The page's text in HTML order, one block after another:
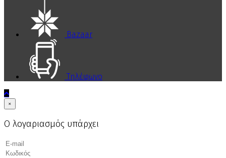
Bazaar
Τηλέφωνο
×
Ο λογαριασμός υπάρχει